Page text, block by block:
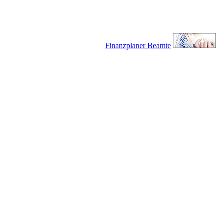
Finanzplaner Beamte